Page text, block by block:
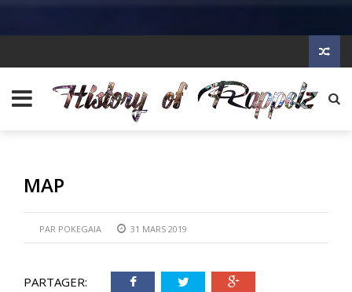
MAP
PAR POKEGAIA 31 MARS 2019
PARTAGER: